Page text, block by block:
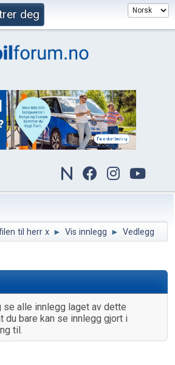
deg
til herr x ► Vis innlegg ► Vedlegg
se alle innlegg laget av dette
du bare kan se innlegg gjort i
til.